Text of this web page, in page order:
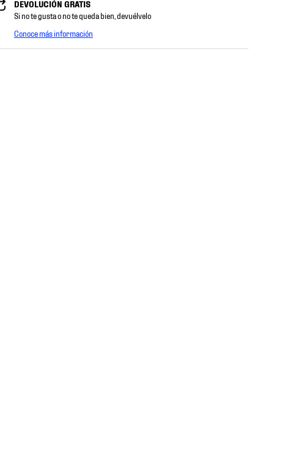
DEVOLUCIÓN GRATIS
Si no te gusta o no te queda bien, devuélvelo
Conoce más información